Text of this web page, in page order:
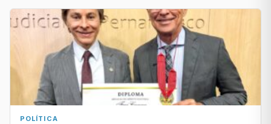
POLÍTICA